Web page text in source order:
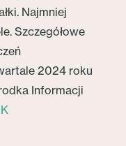
Najmniej
Szczegółowe
2024 roku
Informacji